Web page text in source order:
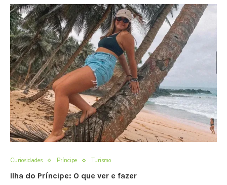
Curiosidades Príncipe Turismo
Ilha do Príncipe: O que ver e fazer